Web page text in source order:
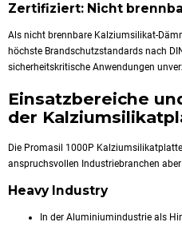
Zertifiziert: Nicht
Als nicht brennbare Kalziumsilikat-
höchste Brandschutzstandards nach
sicherheitskritische Anwendungen
Einsatzbereiche
der
Die Promasil 1000P
anspruchsvollen Industriebranchen
Heavy Industry
In der Aluminiumindustrie als